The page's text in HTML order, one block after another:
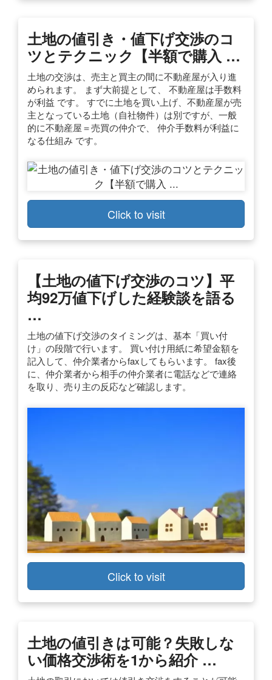
土地の値引き・値下げ交渉のコ
ツとテクニック【半額で購入 …
土地の交渉は、売主と買主の間に不動産屋が入り進
められます。 まず大前提として、 不動産屋は手数料
が利益 です。 すでに土地を買い上げ、不動産屋が売
主となっている土地（自社物件）は別ですが、一般
的に不動産屋＝売買の仲介で、 仲介手数料が利益に
なる仕組み です。
Click to visit
【土地の値下げ交渉のコツ】平
均92万値下げした経験談を語る
…
土地の値下げ交渉のタイミングは、基本「買い付
け」の段階で行います。 買い付け用紙に希望金額を
記入して、仲介業者からfaxしてもらいます。 fax後
に、仲介業者から相手の仲介業者に電話などで連絡
を取り、売り主の反応など確認します。
Click to visit
土地の値引きは可能？失敗しな
い価格交渉術を1から紹介 …